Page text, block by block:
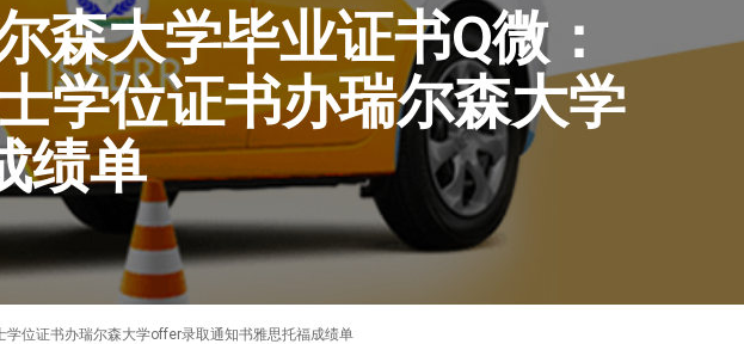
森大学毕业证书Q微：
学位证书办瑞尔森大学
绩单
位证书办瑞尔森大学offer录取通知书雅思托福成绩单